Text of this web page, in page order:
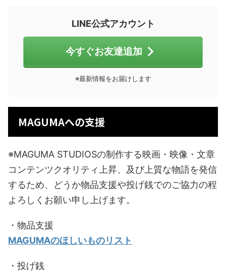
LINE公式アカウント
今すぐお友達追加
※最新情報をお届けします
MAGUMAへの支援
※MAGUMA STUDIOSの制作する映画・映像・文章
コンテンツクオリティ上昇、及び上質な物語を発信
するため、どうか物品支援や投げ銭でのご協力の程
よろしくお願い申し上げます。
・物品支援
MAGUMAのほしいものリスト
・投げ銭